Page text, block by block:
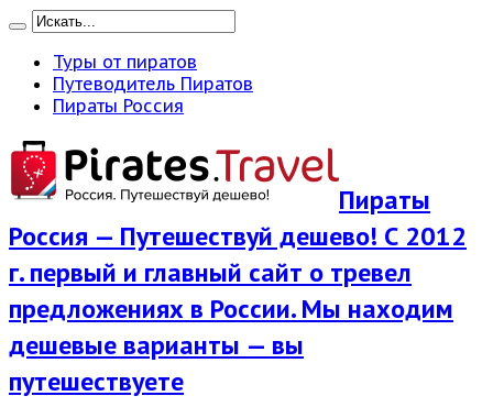
Туры от пиратов
Путеводитель Пиратов
Пираты Россия
Пираты
Россия — Путешествуй дешево! С 2012
г. первый и главный сайт о тревел
предложениях в России. Мы находим
дешевые варианты — вы
путешествуете